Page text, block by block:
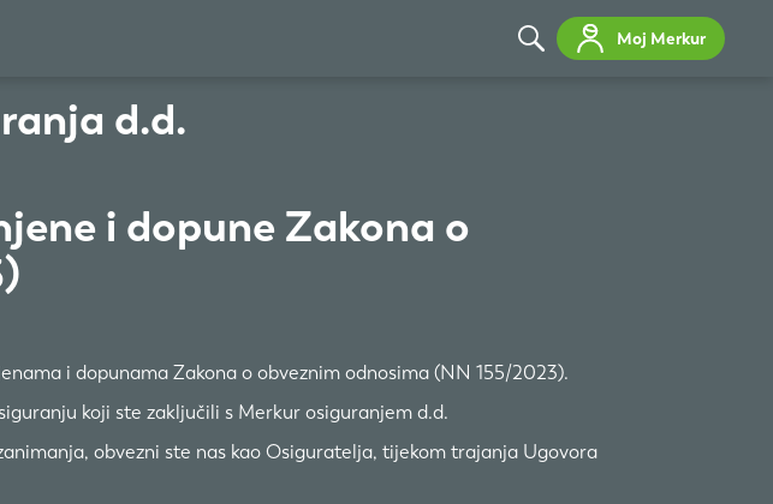
Moj Merkur
d.d.
i dopune Zakona o
i dopunama Zakona o obveznim odnosima (NN 155/2023).
koji ste zaključili s Merkur osiguranjem d.d.
obvezni ste nas kao Osiguratelja, tijekom trajanja Ugovora